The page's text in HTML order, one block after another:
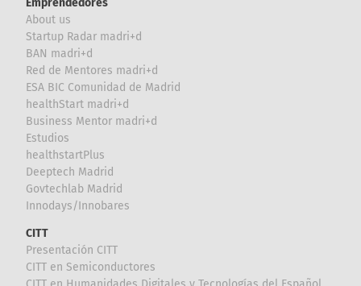
Emprendedores
About us
Startup Radar madri+d
BAN madri+d
Red de Mentores madri+d
ESA BIC Comunidad de Madrid
healthStart madri+d
Business Mentor madri+d
Estudios
healthstartPlus
Deeptech Madrid
Govtechlab Madrid
Innodays/Innobares
CITT
Presentación CITT
CITT en Semiconductores